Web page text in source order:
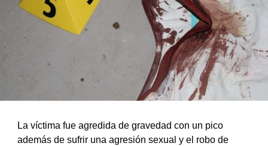
La víctima fue agredida de gravedad con un pico
además de sufrir una agresión sexual y el robo de